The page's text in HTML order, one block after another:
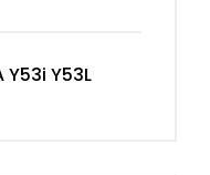
Y53i Y53L